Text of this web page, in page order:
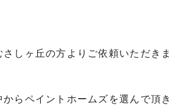
しヶ丘の方よりご依頼いただきま
らペイントホームズを選んで頂き